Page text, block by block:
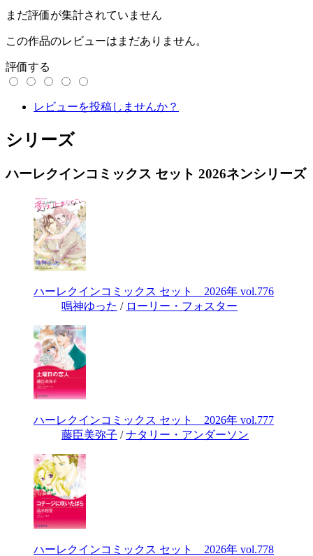
まだ評価が集計されていません
この作品のレビューはまだありません。
評価する
レビューを投稿しませんか？
シリーズ
ハーレクインコミックス セット 2026ネンシリーズ
ハーレクインコミックス セット 2026年 vol.776
鳴神ゆった / ローリー・フォスター
ハーレクインコミックス セット 2026年 vol.777
藤臣美弥子 /ナタリー・アンダーソン
ハーレクインコミックス セット 2026年 vol.778